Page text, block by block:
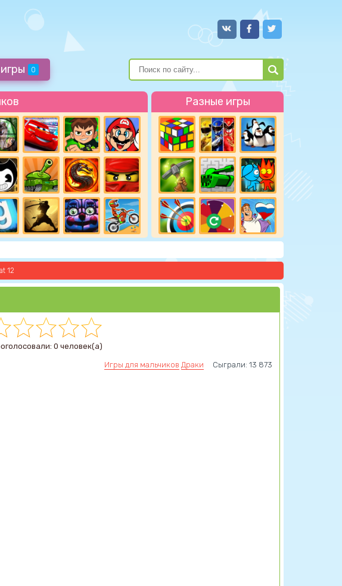
0
Разные игры
12
0 человек(а)
Игры для мальчиков Драки Сыграли: 13 873